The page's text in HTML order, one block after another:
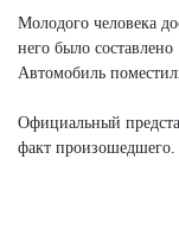
Молодого человека
него было
Автомобиль
Официальный
факт произошедшего.